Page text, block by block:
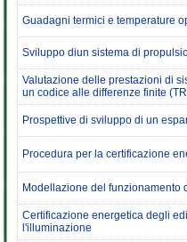
Guadagni termici e temperature
Sviluppo diun sistema di
Valutazione delle prestazioni di
un codice alle differenze finite
Prospettive di sviluppo di un
Procedura per la certificazione
Modellazione del funzionamento
Certificazione energetica degli
l'illuminazione